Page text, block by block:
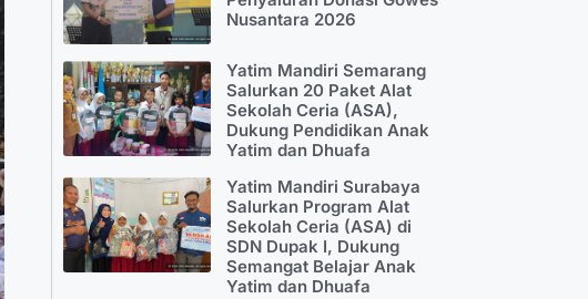
Nusantara 2026
Yatim Mandiri Semarang
Salurkan 20 Paket Alat
Sekolah Ceria (ASA),
Dukung Pendidikan Anak
Yatim dan Dhuafa
Yatim Mandiri Surabaya
Salurkan Program Alat
Sekolah Ceria (ASA) di
SDN Dupak I, Dukung
Semangat Belajar Anak
Yatim dan Dhuafa